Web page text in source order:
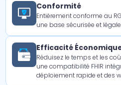
Conformité
Entièrement conforme au
une base sécurisée et
Efficacité
Réduisez le temps et les
une compatibilité FHIR
déploiement rapide et des